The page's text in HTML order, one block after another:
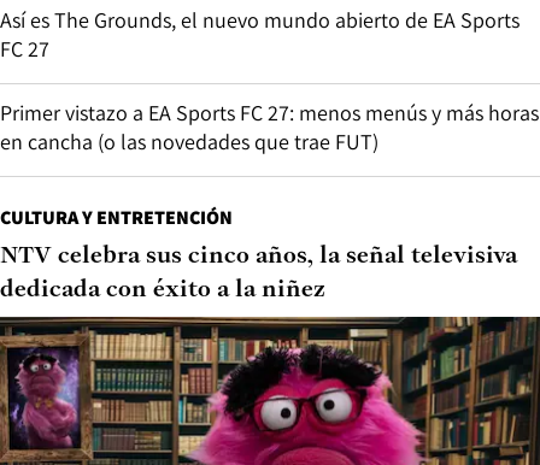
Así es The Grounds, el nuevo mundo abierto de EA Sports
FC 27
Primer vistazo a EA Sports FC 27: menos menús y más horas
en cancha (o las novedades que trae FUT)
CULTURA Y ENTRETENCIÓN
NTV celebra sus cinco años, la señal televisiva
dedicada con éxito a la niñez